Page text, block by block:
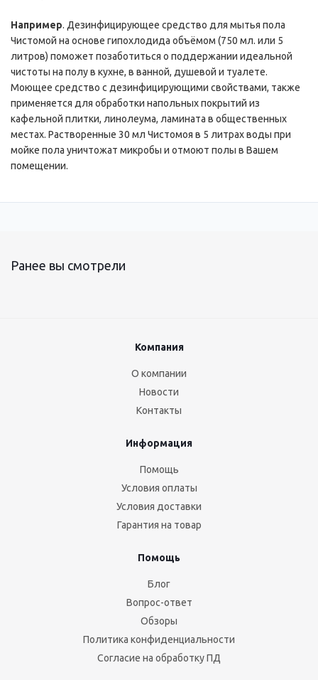
Например. Дезинфицирующее средство для мытья пола
Чистомой на основе гипохлодида объёмом (750 мл. или 5
литров) поможет позаботиться о поддержании идеальной
чистоты на полу в кухне, в ванной, душевой и туалете.
Моющее средство с дезинфицирующими свойствами, также
применяется для обработки напольных покрытий из
кафельной плитки, линолеума, ламината в общественных
местах. Растворенные 30 мл Чистомоя в 5 литрах воды при
мойке пола уничтожат микробы и отмоют полы в Вашем
помещении.
Ранее вы смотрели
Компания
О компании
Новости
Контакты
Информация
Помощь
Условия оплаты
Условия доставки
Гарантия на товар
Помощь
Блог
Вопрос-ответ
Обзоры
Политика конфиденциальности
Согласие на обработку ПД